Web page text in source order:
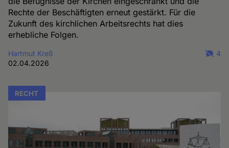
Rechte der Beschäftigten erneut gestärkt. Für die
Zukunft des kirchlichen Arbeitsrechts hat dies
erhebliche Folgen.
Hartmut Kreß
02.04.2026
4
RECHT